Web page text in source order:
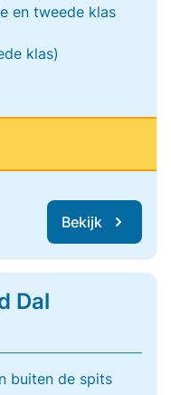
en tweede klas
klas)
Bekijk
Dal
buiten de spits